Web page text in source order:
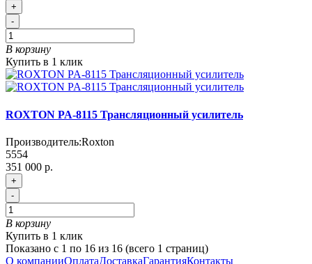
+
-
В корзину
Купить в 1 клик
ROXTON PA-8115 Трансляционный усилитель
Производитель:Roxton
5554
351 000 р.
+
-
В корзину
Купить в 1 клик
Показано с 1 по 16 из 16 (всего 1 страниц)
О компанииОплатаДоставкаГарантияКонтакты